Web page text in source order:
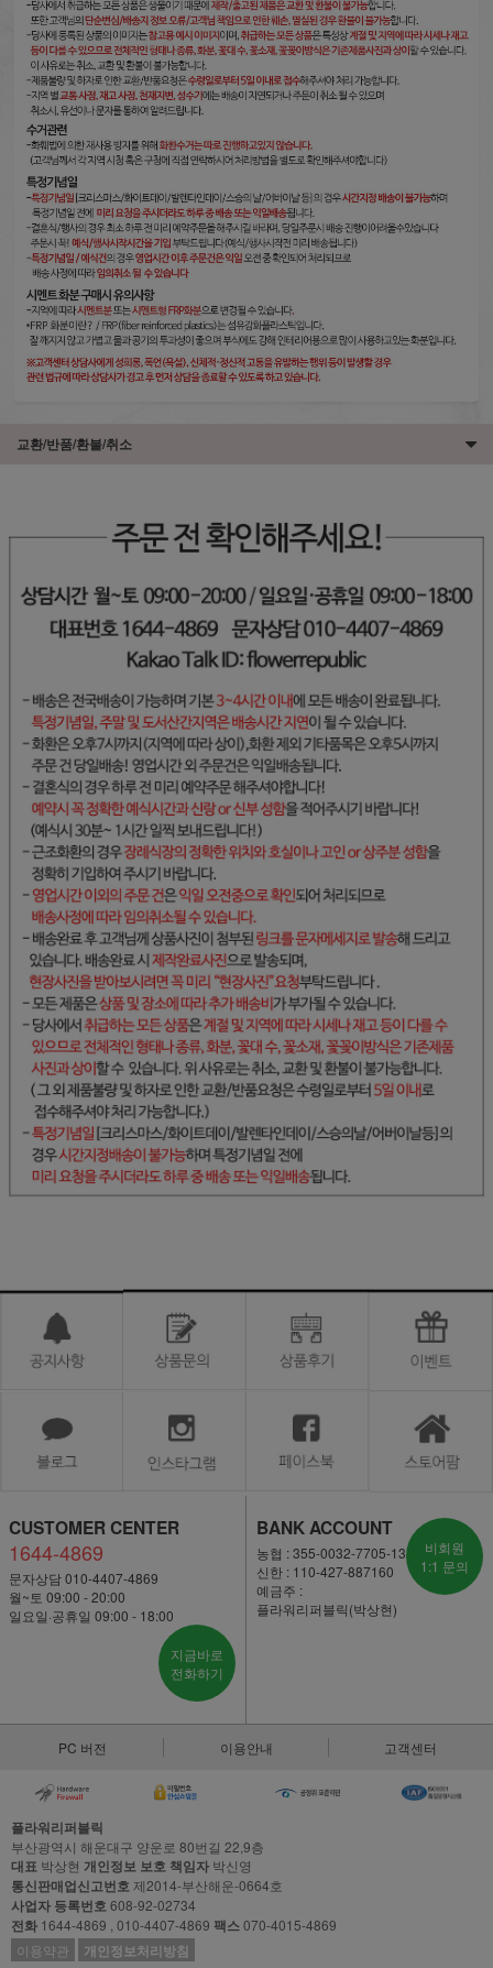
교환/반품/환불/취소
CUSTOMER CENTER
1644-4869
문자상담 010-4407-4869
월~토 09:00 - 20:00
일요일·공휴일 09:00 - 18:00
지금바로
전화하기
BANK ACCOUNT
농협 : 355-0032-7705-13
신한 : 110-427-887160
예금주 :
플라워리퍼블릭(박상현)
비회원
1:1 문의
PC 버전 이용안내 고객센터
플라워리퍼블릭
부산광역시 해운대구 양운로 80번길 22,9층
대표 박상현 개인정보 보호 책임자 박신영
통신판매업신고번호제2014-부산해운-0664호
사업자 등록번호608-92-02734
전화 1644-4869 , 010-4407-4869 팩스070-4015-4869
이용약관
개인정보처리방침